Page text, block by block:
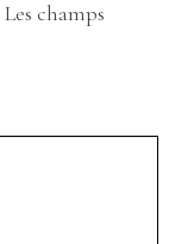
Les champs